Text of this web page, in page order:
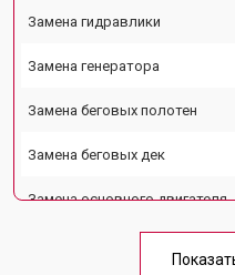
Замена гидравлики
Замена генератора
Замена беговых полотен
Замена беговых дек
Замена основного двигателя